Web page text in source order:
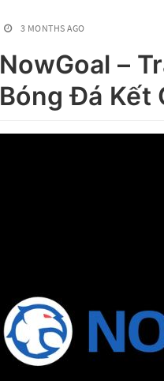
3 MONTHS AGO
NowGoal –
Bóng Đá Kết